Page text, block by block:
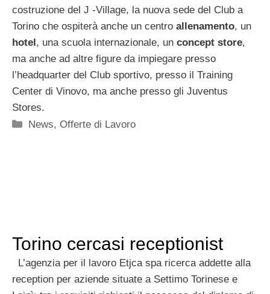
costruzione del J -Village, la nuova sede del Club a
Torino che ospiterà anche un centro allenamento, un
hotel, una scuola internazionale, un concept store,
ma anche ad altre figure da impiegare presso
l’headquarter del Club sportivo, presso il Training
Center di Vinovo, ma anche presso gli Juventus
Stores.
Categorie
News,Offerte di Lavoro
Torino cercasi receptionist
L’agenzia per il lavoro Etjca spa ricerca addette alla
reception per aziende situate a Settimo Torinese e